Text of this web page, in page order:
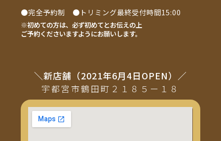
●完全予約制 ●トリミング最終受付時間15:00
※初めての方は、必ず初めてとお伝えの上
ご予約くださいますようにお願いします。
＼新店舗（2021年6月4日OPEN）／
宇都宮市鶴田町２１８５ー１８